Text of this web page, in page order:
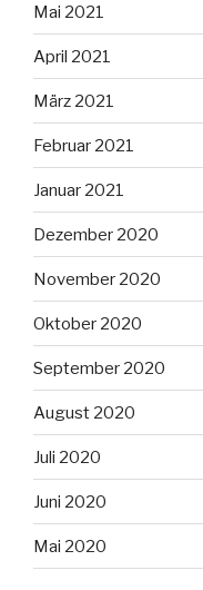
Mai 2021
April 2021
März 2021
Februar 2021
Januar 2021
Dezember 2020
November 2020
Oktober 2020
September 2020
August 2020
Juli 2020
Juni 2020
Mai 2020